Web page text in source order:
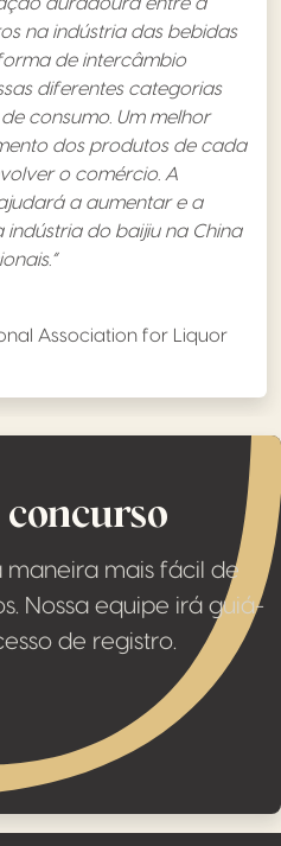
duradoura entre a
na indústria das bebidas
de intercâmbio
diferentes categorias
consumo. Um melhor
dos produtos de cada
o comércio. A
a aumentar e a
do baijiu na China
Association for Liquor
maneira mais fácil de
Nossa equipe irá guiá-
de registro.